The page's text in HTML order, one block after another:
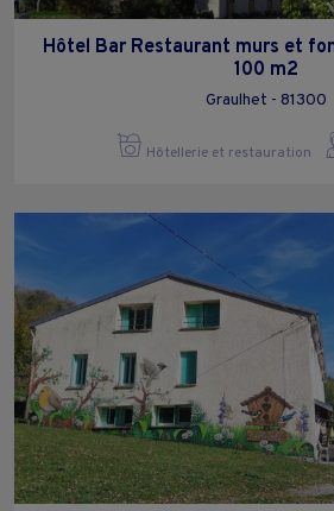
Hôtel Bar Restaurant murs et
100 m2
Graulhet - 81300
Hôtellerie et restauration